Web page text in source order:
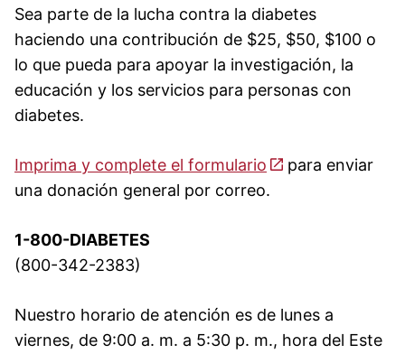
Sea parte de la lucha contra la diabetes
haciendo una contribución de $25, $50, $100 o
lo que pueda para apoyar la investigación, la
educación y los servicios para personas con
diabetes.
Imprima y complete el formulario
para enviar
una donación general por correo.
1-800-DIABETES
(800-342-2383)
Nuestro horario de atención es de lunes a
viernes, de 9:00 a. m. a 5:30 p. m., hora del Este